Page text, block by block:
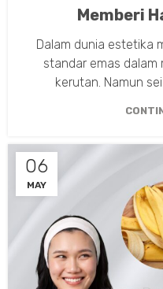
Memberi
Dalam dunia estetika
standar emas dalam
kerutan. Namun
06
MAY